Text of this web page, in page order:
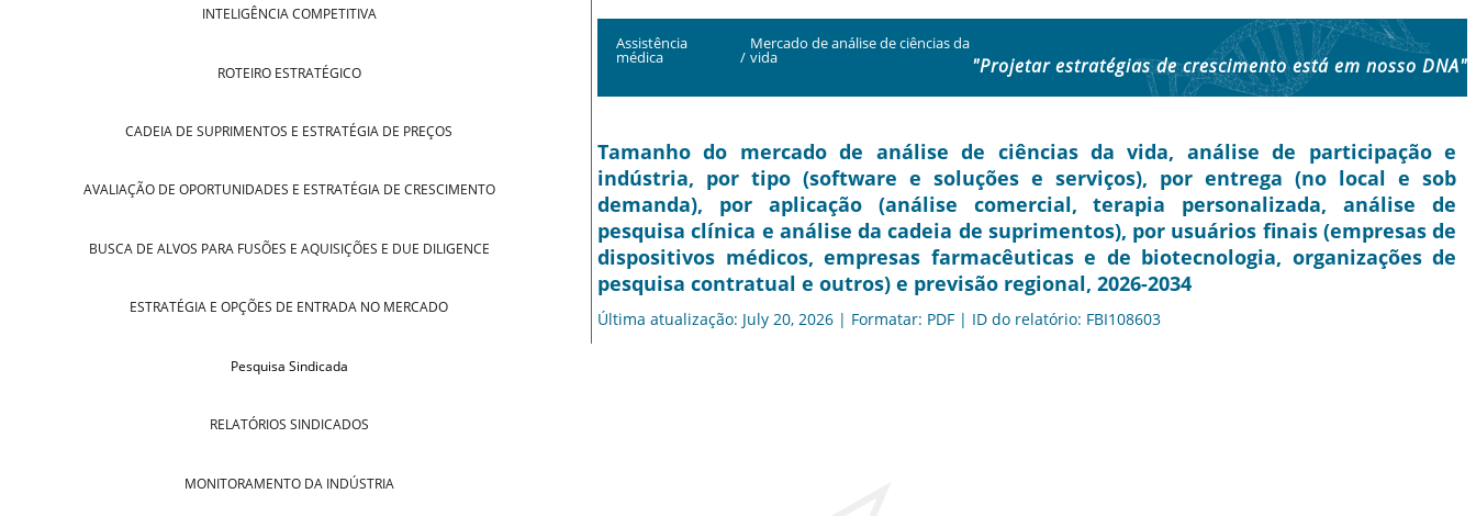
INTELIGÊNCIA COMPETITIVA
ROTEIRO ESTRATÉGICO
CADEIA DE SUPRIMENTOS E ESTRATÉGIA DE PREÇOS
AVALIAÇÃO DE OPORTUNIDADES E ESTRATÉGIA DE CRESCIMENTO
BUSCA DE ALVOS PARA FUSÕES E AQUISIÇÕES E DUE DILIGENCE
ESTRATÉGIA E OPÇÕES DE ENTRADA NO MERCADO
Pesquisa Sindicada
RELATÓRIOS SINDICADOS
MONITORAMENTO DA INDÚSTRIA
Assistência
médica /
Mercado de análise de ciências da
vida "Projetar estratégias de crescimento está em nosso DNA"
Tamanho do mercado de análise de ciências da vida, análise de participação e
indústria, por tipo (software e soluções e serviços), por entrega (no local e sob
demanda), por aplicação (análise comercial, terapia personalizada, análise de
pesquisa clínica e análise da cadeia de suprimentos), por usuários finais (empresas de
dispositivos médicos, empresas farmacêuticas e de biotecnologia, organizações de
pesquisa contratual e outros) e previsão regional, 2026-2034
Última atualização: July 20, 2026 | Formatar: PDF | ID do relatório: FBI108603